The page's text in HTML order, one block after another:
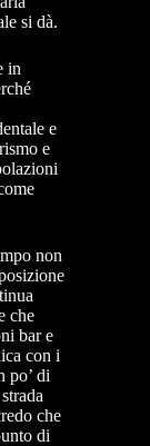
si dà.
in
e
e
non
che
bar e
con i
po’ di
che
di